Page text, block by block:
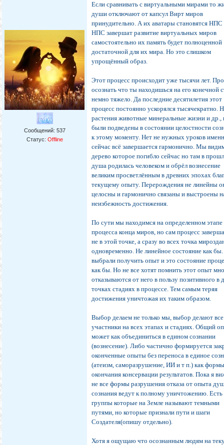
Сообщений: 537
Статус: Offline
Если сравнивать с виртуальными мирами то
души отключают от капсул Вирт миров
принудительно. А их аватары становятся НПС
НПС завершат развитие виртуальных миров
самостоятельно их память будет полноценной
достаточной для их мира. Но это слишком
упрощённый образ.
Этот процесс происходит уже тысячи лет.
осознать что ты находишься на его конечной
немно тяжело. Да последние десятилетия этот
процесс постоянно ускорялся тысячекратно.
растения животные минеральные жизни и др.,
были подведены в состоянии целостности
к этому моменту. Нет не нужных уроков
сейчас всё завершается гармонично. Мы
дерево которое погибло сейчас но там в
душа родилась человеком и обрёл вознесение
великим просветлённым в древних эпохах
текущему опыту. Перерождения не линейны
целосны и гармонично связаны и выстроены
неизбежность достижения.
По сути мы находимся на определенном этапе
процесса конца миров, но сам процесс
не в этой точке, а сразу во всех точка
одновременно. Не линейное состояние как
выбрали получить опыт и это состояние
как бы. Но не все хотят помнить этот опыт
отказываются от него в пользу позитивного в
точках стадиях в процессе. Тем самым теряя
достижения уничтожая их таким образом.
Выбор делаем не только мы, выбор делают все
участники на всех этапах и стадиях. Общий
может как объединиться в едином сознании
(вознесение). Либо частично формируется
оконченные опыты без переноса в единое
(атеизм, саморазрушение, ИИ и т п.) как
окончания консервации результатов. Пока я
не все формы разрушения отказа от опыта
сознания ведут к полному уничтожению. Есть
группы которые на Земле называют темными
путями, но которые признали пути и шаги
Создателя(опишу отдельно).
Хотя я ощущаю что осознанным людям на